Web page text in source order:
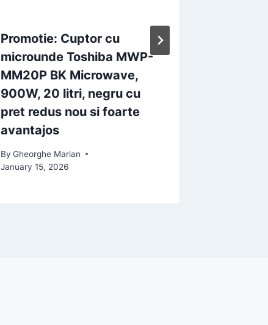
Promotie: Cuptor cu
microunde Toshiba MWP-
MM20P BK Microwave,
900W, 20 litri, negru cu
pret redus nou si foarte
avantajos
By Gheorghe Marian
January 15, 2026